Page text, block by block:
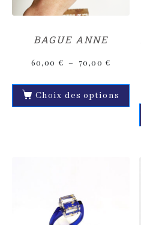
BAGUE ANNE
60,00 € – 70,00 €
Choix des options